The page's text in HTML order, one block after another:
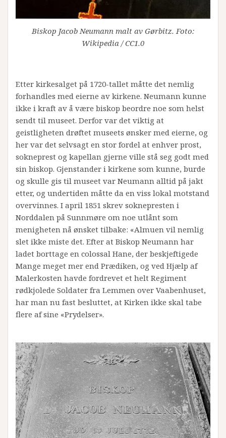
Biskop Jacob Neumann malt av Gørbitz. Foto:
Wikipedia / CC1.0
Etter kirkesalget på 1720-tallet måtte det nemlig
forhandles med eierne av kirkene. Neumann kunne
ikke i kraft av å være biskop beordre noe som helst
sendt til museet. Derfor var det viktig at
geistligheten drøftet museets ønsker med eierne, og
her var det selvsagt en stor fordel at enhver prost,
sokneprest og kapellan gjerne ville stå seg godt med
sin biskop. Gjenstander i kirkene som kunne, burde
og skulle gis til museet var Neumann alltid på jakt
etter, og undertiden måtte da en viss lokal motstand
overvinnes. I april 1851 skrev soknepresten i
Norddalen på Sunnmøre om noe utlånt som
menigheten nå ønsket tilbake: «Almuen vil nemlig
slet ikke miste det. Efter at Biskop Neumann har
ladet borttage en colossal Hane, der beskjeftigede
Mange meget mer end Prædiken, og ved Hjælp af
Malerkosten havde fordrevet et helt Regiment
rødkjolede Soldater fra Lemmen over Vaabenhuset,
har man nu fast besluttet, at Kirken ikke skal tabe
flere af sine «Prydelser».